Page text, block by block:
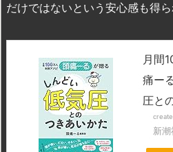
だけではないという安心感も得ら
月間
痛ー
圧と
新潮